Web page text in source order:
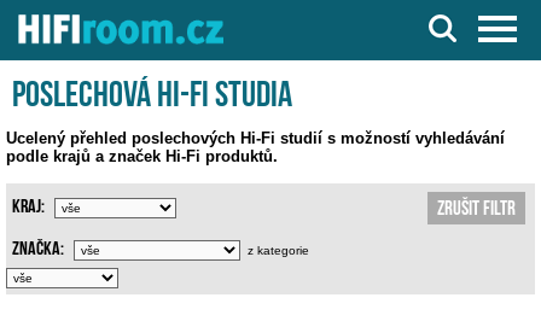
Server o Hi-Fi a AV technice
Poslechová Hi-Fi studia
Ucelený přehled poslechových Hi-Fi studií s možností vyhledávání
podle krajů a značek Hi-Fi produktů.
Zrušit filtr
Kraj:
Značka: z kategorie